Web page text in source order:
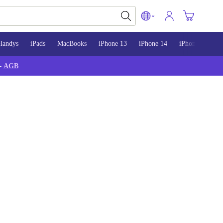
iPads MacBooks iPhone 13 iPhone 14 iPhone 15
AGB